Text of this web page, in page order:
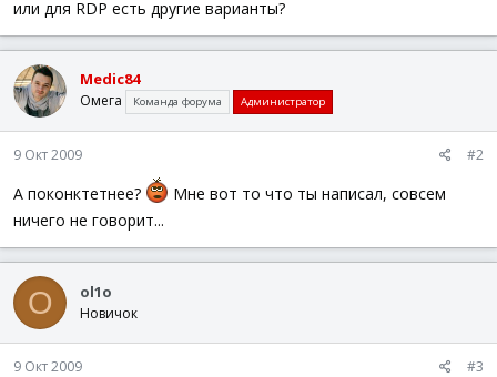
или для RDP есть другие варианты?
Medic84
Омега Команда форума Администратор
9 Окт 2009 #2
А поконктетнее?
Мне вот то что ты написал, совсем
ничего не говорит...
O ol1o
Новичок
9 Окт 2009 #3